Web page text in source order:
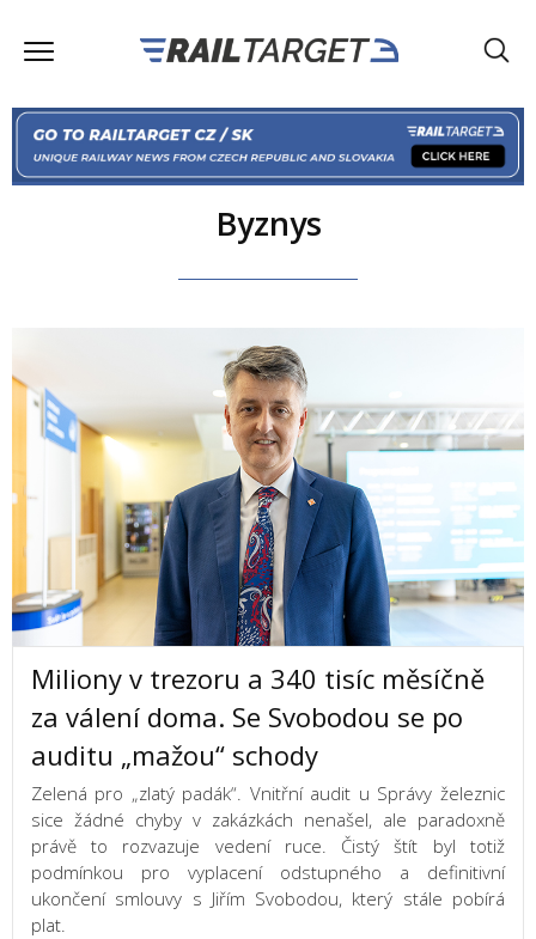
Byznys
Miliony v trezoru a 340 tisíc měsíčně
za válení doma. Se Svobodou se po
auditu „mažou“ schody
Zelená pro „zlatý padák“. Vnitřní audit u Správy železnic
sice žádné chyby v zakázkách nenašel, ale paradoxně
právě to rozvazuje vedení ruce. Čistý štít byl totiž
podmínkou pro vyplacení odstupného a definitivní
ukončení smlouvy s Jiřím Svobodou, který stále pobírá
plat.